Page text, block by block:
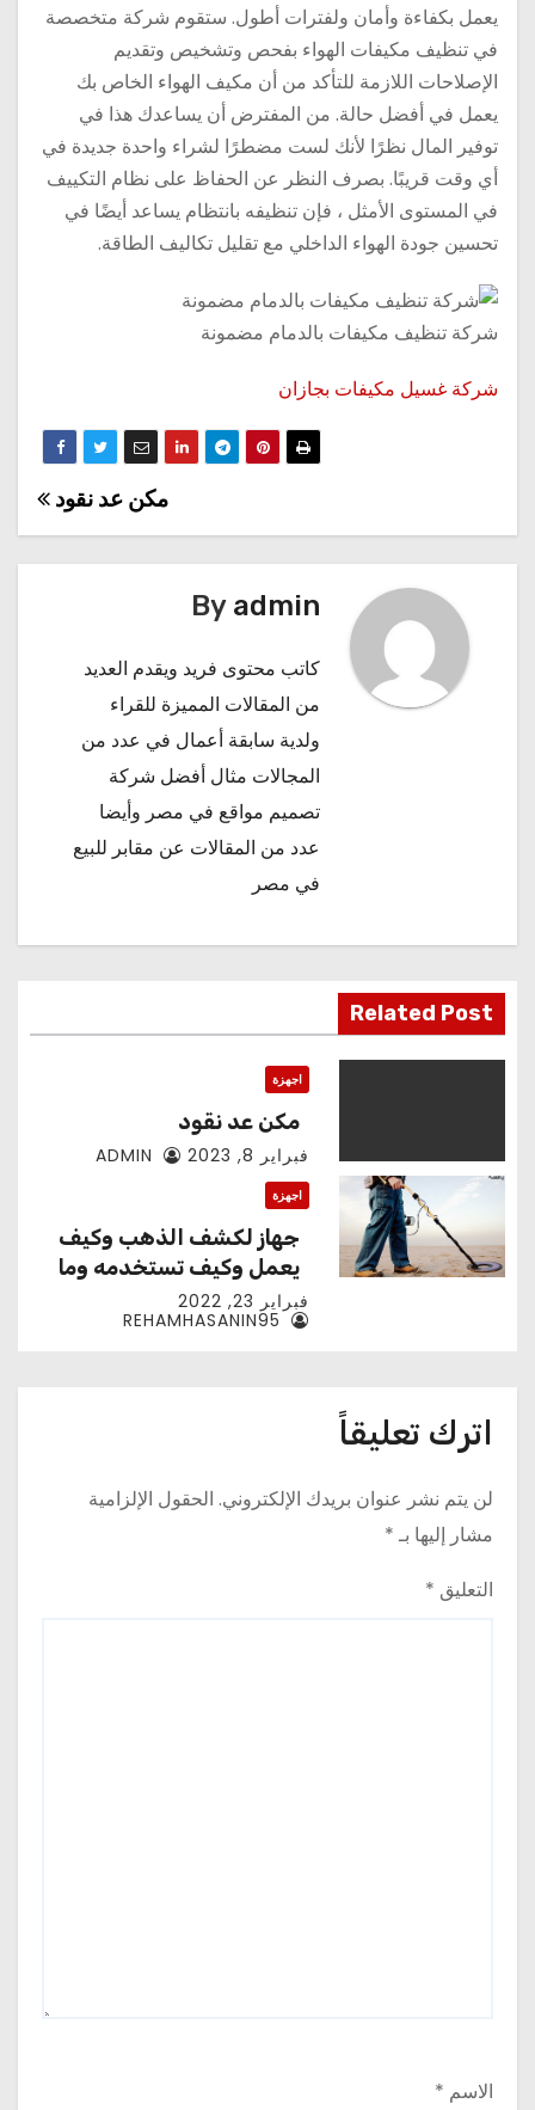
يعمل بكفاءة وأمان ولفترات أطول. ستقوم شركة متخصصة
في تنظيف مكيفات الهواء بفحص وتشخيص وتقديم
الإصلاحات اللازمة للتأكد من أن مكيف الهواء الخاص بك
يعمل في أفضل حالة. من المفترض أن يساعدك هذا في
توفير المال نظرًا لأنك لست مضطرًا لشراء واحدة جديدة في
أي وقت قريبًا. بصرف النظر عن الحفاظ على نظام التكييف
في المستوى الأمثل ، فإن تنظيفه بانتظام يساعد أيضًا في
تحسين جودة الهواء الداخلي مع تقليل تكاليف الطاقة.
شركة تنظيف مكيفات بالدمام مضمونة
شركة غسيل مكيفات بجازان
المقالات
مكن عد نقود
By admin
كاتب محتوى فريد ويقدم العديد
من المقالات المميزة للقراء
ولدية سابقة أعمال في عدد من
المجالات مثال أفضل شركة
تصميم مواقع في مصر وأيضا
عدد من المقالات عن مقابر للبيع
في مصر
Related Post
اجهزة
مكن عد نقود
فبراير 8, 2023
اجهزة
جهاز لكشف الذهب وكيف
يعمل وكيف تستخدمه وما
هي احدث التقنيات
فبراير 23, 2022
اترك تعليقاً
لن يتم نشر عنوان بريدك الإلكتروني. الحقول الإلزامية
مشار إليها بـ*
التعليق *
الاسم *